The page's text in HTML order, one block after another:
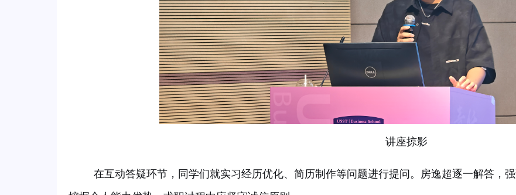
讲座掠影
在互动答疑环节，同学们就实习经历优化、简历制作等问题进行提问。房逸超逐一解答，